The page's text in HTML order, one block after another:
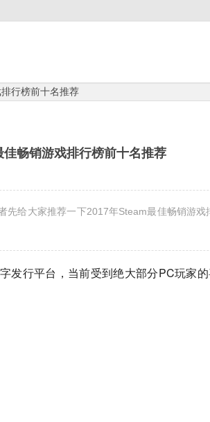
行榜前十名推荐
畅销游戏排行榜前十名推荐
先给大家推荐一下2017年Steam最佳畅销游戏
发行平台，当前受到绝大部分PC玩家